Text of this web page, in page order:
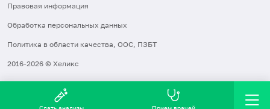
Правовая информация
Обработка персональных данных
Политика в области качества, ООС, ПЗБТ
2016-2026 © Хеликс
Сдать анализы Прием врачей